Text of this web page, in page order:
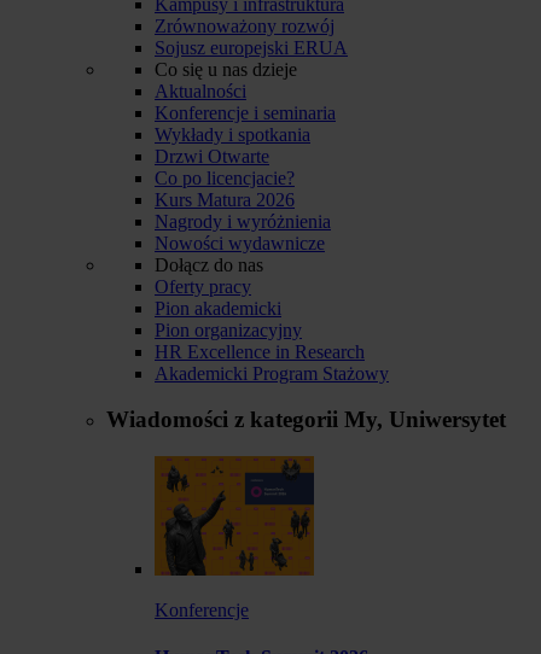
Zrównoważony rozwój
Sojusz europejski ERUA
Co się u nas dzieje
Aktualności
Konferencje i seminaria
Wykłady i spotkania
Drzwi Otwarte
Co po licencjacie?
Kurs Matura 2026
Nagrody i wyróżnienia
Nowości wydawnicze
Dołącz do nas
Oferty pracy
Pion akademicki
Pion organizacyjny
HR Excellence in Research
Akademicki Program Stażowy
Wiadomości z kategorii My, Uniwersytet
Konferencje